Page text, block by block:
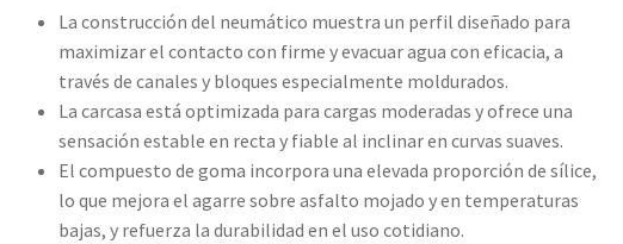
La construcción del neumático muestra un perfil diseñado para
maximizar el contacto con firme y evacuar agua con eficacia, a
través de canales y bloques especialmente moldurados.
La carcasa está optimizada para cargas moderadas y ofrece una
sensación estable en recta y fiable al inclinar en curvas suaves.
El compuesto de goma incorpora una elevada proporción de sílice,
lo que mejora el agarre sobre asfalto mojado y en temperaturas
bajas, y refuerza la durabilidad en el uso cotidiano.